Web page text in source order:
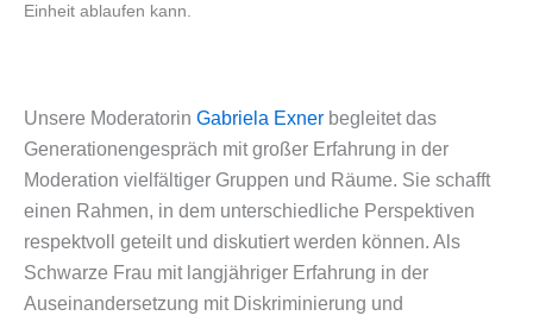
Einheit ablaufen kann.
Unsere Moderatorin Gabriela Exner begleitet das
Generationengespräch mit großer Erfahrung in der
Moderation vielfältiger Gruppen und Räume. Sie schafft
einen Rahmen, in dem unterschiedliche Perspektiven
respektvoll geteilt und diskutiert werden können. Als
Schwarze Frau mit langjähriger Erfahrung in der
Auseinandersetzung mit Diskriminierung und